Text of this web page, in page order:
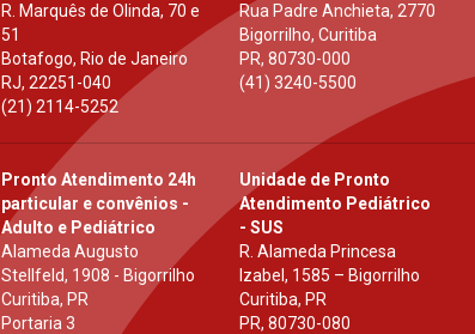
R. Marquês de Olinda, 70 e
51
Botafogo, Rio de Janeiro
RJ,22251-040
(21) 2114-5252
Rua Padre Anchieta, 2770
Bigorrilho, Curitiba
PR, 80730-000
(41) 3240-5500
Pronto Atendimento 24h
particular e convênios -
Adulto e Pediátrico
Alameda Augusto
Stellfeld, 1908 - Bigorrilho
Curitiba, PR
Portaria 3
Unidade de Pronto
Atendimento Pediátrico
- SUS
R. Alameda Princesa
Izabel, 1585 – Bigorrilho
Curitiba, PR
PR, 80730-080